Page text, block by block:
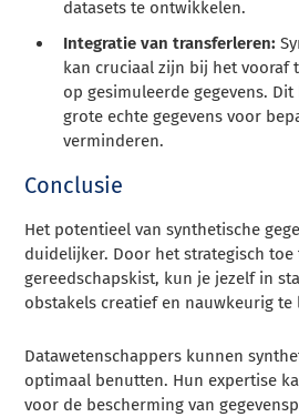
datasets te ontwikkelen.
Integratie van transferleren:
kan cruciaal zijn bij het vooraf
op gesimuleerde gegevens.
grote echte gegevens voor
verminderen.
Conclusie
Het potentieel van synthetische
duidelijker. Door het strategisch toe
gereedschapskist, kun je jezelf in
obstakels creatief en nauwkeurig te
Datawetenschappers kunnen
optimaal benutten. Hun expertise
voor de bescherming van